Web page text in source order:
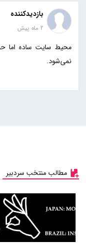
بازدیدکننده
2 ماه پیش
محیط سایت ساده اما
نمی‌شود.
مطالب منتخب سردبیر